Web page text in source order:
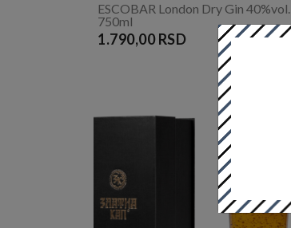
ESCOBAR London Dry Gin 40%vol.
750ml
1.790,00 RSD